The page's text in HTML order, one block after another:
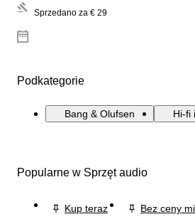
Sprzedano za € 29
Podkategorie
Bang & Olufsen Hi-fi
Popularne w Sprzęt audio
Kup teraz
Bez ceny